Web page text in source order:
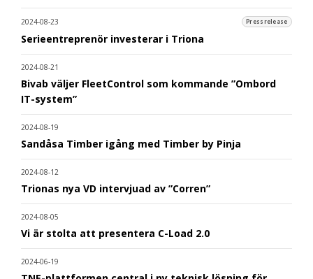
2024-08-23 Pressrelease
Serieentreprenör investerar i Triona
2024-08-21
Bivab väljer FleetControl som kommande ”Ombord
IT-system”
2024-08-19
Sandåsa Timber igång med Timber by Pinja
2024-08-12
Trionas nya VD intervjuad av ”Corren”
2024-08-05
Vi är stolta att presentera C-Load 2.0
2024-06-19